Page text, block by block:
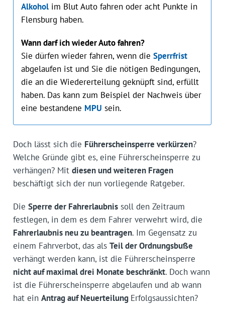
Alkoholim Blut Auto fahren oder acht Punkte in
Flensburg haben.
Wann darf ich wieder Auto fahren?
Sie dürfen wieder fahren, wenn die Sperrfrist
abgelaufen ist und Sie die nötigen Bedingungen,
die an die Wiedererteilung geknüpft sind, erfüllt
haben. Das kann zum Beispiel der Nachweis über
eine bestandene MPU sein.
Doch lässt sich die Führerscheinsperre verkürzen?
Welche Gründe gibt es, eine Führerscheinsperre zu
verhängen? Mit diesen und weiteren Fragen
beschäftigt sich der nun vorliegende Ratgeber.
Die Sperre der Fahrerlaubnissoll den Zeitraum
festlegen, in dem es dem Fahrer verwehrt wird, die
Fahrerlaubnis neu zu beantragen. Im Gegensatz zu
einem Fahrverbot, das als Teil der Ordnungsbuße
verhängt werden kann, ist die Führerscheinsperre
nicht auf maximal drei Monate beschränkt. Doch wann
ist die Führerscheinsperre abgelaufen und ab wann
hat ein Antrag auf Neuerteilung Erfolgsaussichten?